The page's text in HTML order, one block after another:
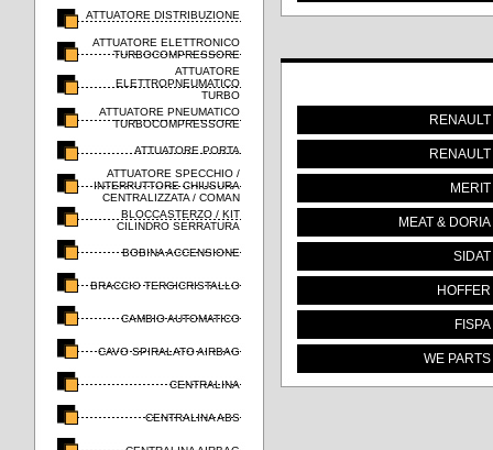
ATTUATORE DISTRIBUZIONE
ATTUATORE ELETTRONICO
TURBOCOMPRESSORE
ATTUATORE
ELETTROPNEUMATICO
TURBO
ATTUATORE PNEUMATICO
TURBOCOMPRESSORE
ATTUATORE PORTA
ATTUATORE SPECCHIO /
INTERRUTTORE CHIUSURA
CENTRALIZZATA / COMAN
BLOCCASTERZO / KIT
CILINDRO SERRATURA
BOBINA ACCENSIONE
BRACCIO TERGICRISTALLO
CAMBIO AUTOMATICO
CAVO SPIRALATO AIRBAG
CENTRALINA
CENTRALINA ABS
RENAULT
RENAULT
MERIT
MEAT & DORIA
SIDAT
HOFFER
FISPA
WE PARTS